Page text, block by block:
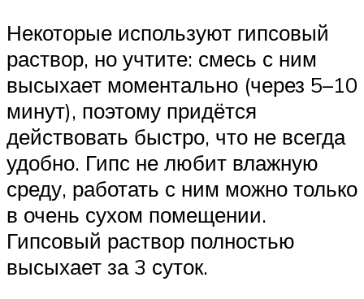
Некоторые используют гипсовый
раствор, но учтите: смесь с ним
высыхает моментально (через 5–10
минут), поэтому придётся
действовать быстро, что не всегда
удобно. Гипс не любит влажную
среду, работать с ним можно только
в очень сухом помещении.
Гипсовый раствор полностью
высыхает за 3 суток.